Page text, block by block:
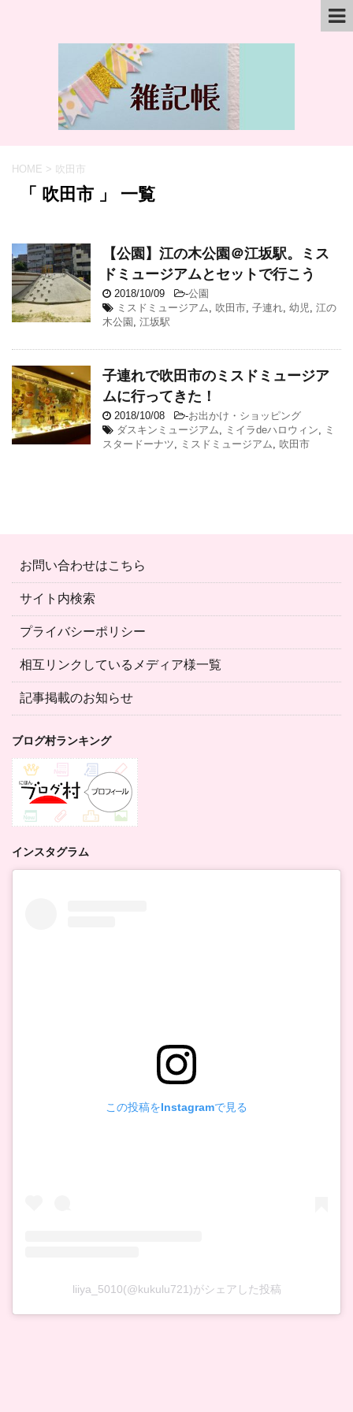
HOME > 吹田市
「 吹田市 」 一覧
【公園】江の木公園＠江坂駅。ミス
ドミュージアムとセットで行こう
2018/10/09 -公園
ミスドミュージアム, 吹田市, 子連れ, 幼児, 江の
木公園 , 江坂駅
子連れで吹田市のミスドミュージア
ムに行ってきた！
2018/10/08 -お出かけ・ショッピング
ダスキンミュージアム, ミイラdeハロウィン, ミ
スタードーナツ, ミスドミュージアム, 吹田市
お問い合わせはこちら
サイト内検索
プライバシーポリシー
相互リンクしているメディア様一覧
記事掲載のお知らせ
ブログ村ランキング
インスタグラム
この投稿をInstagramで見る
liiya_5010(@kukulu721)がシェアした投稿